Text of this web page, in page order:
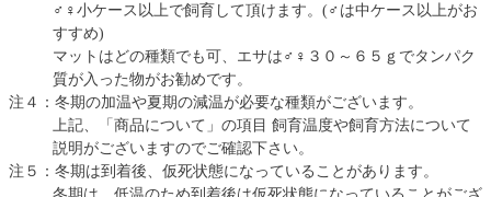
♂♀小ケース以上で飼育して頂けます。(♂は中ケース以上がお
すすめ)
マットはどの種類でも可、エサは♂♀３０～６５ｇでタンパク
質が入った物がお勧めです。
注４：冬期の加温や夏期の減温が必要な種類がございます。
上記、「商品について」の項目 飼育温度や飼育方法について
説明がございますのでご確認下さい。
注５：冬期は到着後、仮死状態になっていることがあります。